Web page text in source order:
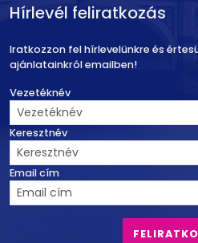
Hírlevél feliratkozás
Iratkozzon fel hírlevelünkre és
ajánlatainkról emailben!
Vezetéknév
Keresztnév
Email cím